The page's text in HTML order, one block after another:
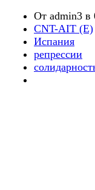
От admin3 в
CNT-AIT (E)
Испания
репрессии